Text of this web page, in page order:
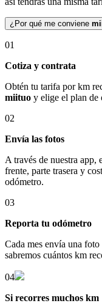
¿Por qué me conviene
01
Cotiza y contrata
Obtén tu tarifa por km
miituo y elige el plan de
02
Envía las fotos
A través de nuestra app,
frente, parte trasera y
odómetro.
03
Reporta tu odómetro
Cada mes envía una
sabremos cuántos km
04
Si recorres muchos km